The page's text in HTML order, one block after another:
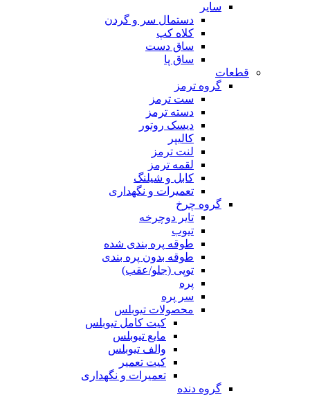
سایر
دستمال سر و گردن
کلاه کپ
ساق دست
ساق پا
قطعات
گروه ترمز
ست ترمز
دسته ترمز
دیسک روتور
کالیپر
لنت ترمز
لقمه ترمز
کابل و شیلنگ
تعمیرات و نگهداری
گروه چرخ
تایر دوچرخه
تیوب
طوقه پره بندی شده
طوقه بدون پره بندی
توپی (جلو/عقب)
پره
سر پره
محصولات تیوبلس
کیت کامل تیوبلس
مایع تیوبلس
والف تیوبلس
کیت تعمیر
تعمیرات و نگهداری
گروه دنده